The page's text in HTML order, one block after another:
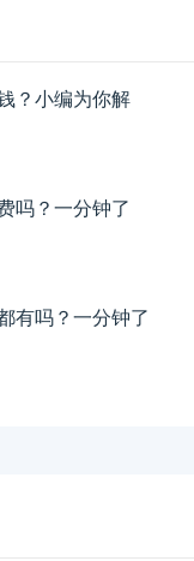
？小编为你解
吗？一分钟了
有吗？一分钟了